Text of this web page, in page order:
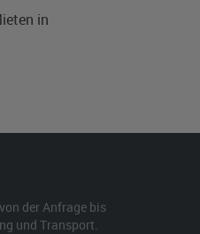
in
der Anfrage bis
und Transport.